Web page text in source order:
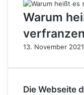
Warum
13. November 2021
Die Webseite